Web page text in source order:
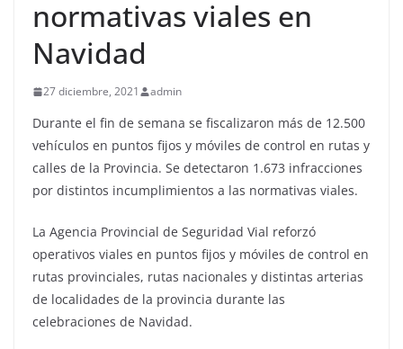
normativas viales en
Navidad
27 diciembre, 2021 admin
Durante el fin de semana se fiscalizaron más de 12.500
vehículos en puntos fijos y móviles de control en rutas y
calles de la Provincia. Se detectaron 1.673 infracciones
por distintos incumplimientos a las normativas viales.
La Agencia Provincial de Seguridad Vial reforzó
operativos viales en puntos fijos y móviles de control en
rutas provinciales, rutas nacionales y distintas arterias
de localidades de la provincia durante las
celebraciones de Navidad.